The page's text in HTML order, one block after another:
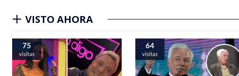
VISTO AHORA
75
visitas
64
visitas